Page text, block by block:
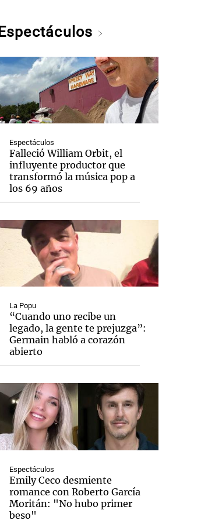
Espectáculos
Espectáculos
Falleció William Orbit, el
influyente productor que
transformó la música pop a
los 69 años
La Popu
“Cuando uno recibe un
legado, la gente te prejuzga”:
Germain habló a corazón
abierto
Espectáculos
Emily Ceco desmiente
romance con Roberto García
Moritán: "No hubo primer
beso"
Notas